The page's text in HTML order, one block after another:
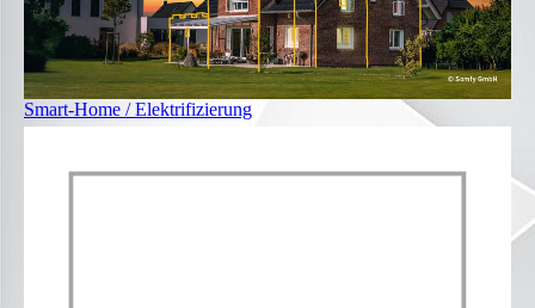
Smart-Home / Elektrifizierung